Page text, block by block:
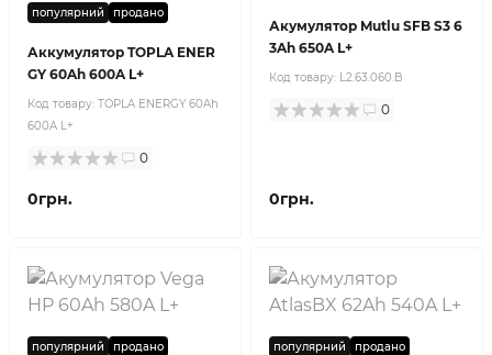
популярний продано
Аккумулятор TOPLA ENER
GY 60Ah 600A L+
Код товару: TOPLA ENERGY 60Ah
600A L+
0
0грн.
Акумулятор Mutlu SFB S3 6
3Ah 650A L+
Код товару: L2.63.060.B
0
0грн.
популярний продано популярний продано